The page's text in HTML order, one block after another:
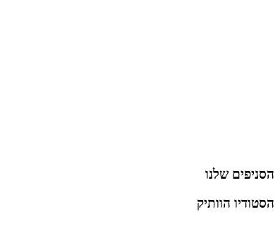
הסניפים שלנו
הסטודיו הוותיק